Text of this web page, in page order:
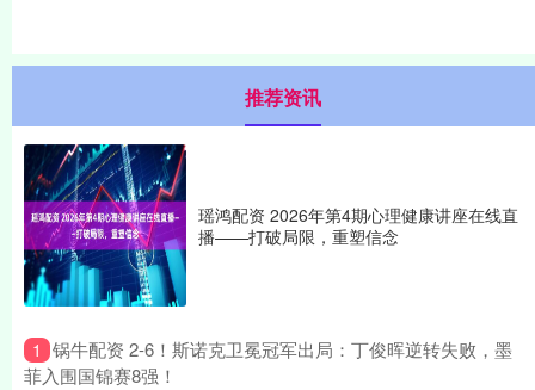
推荐资讯
瑶鸿配资 2026年第4期心理健康讲座在线直
播——打破局限，重塑信念
1 ​锅牛配资 2-6！斯诺克卫冕冠军出局：丁俊晖逆转失败，墨
菲入围国锦赛8强！